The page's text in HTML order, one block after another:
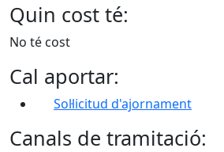
Quin cost té:
No té cost
Cal aportar:
Sol·licitud d'ajornament
Canals de tramitació: